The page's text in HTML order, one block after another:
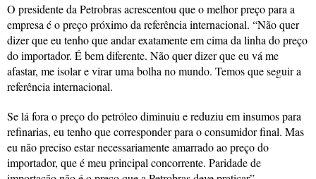
O presidente da Petrobras acrescentou que o melhor preço para a
empresa é o preço próximo da referência internacional. “Não quer
dizer que eu tenho que andar exatamente em cima da linha do preço
do importador. É bem diferente. Não quer dizer que eu vá me
afastar, me isolar e virar uma bolha no mundo. Temos que seguir a
referência internacional.
Se lá fora o preço do petróleo diminuiu e reduziu em insumos para
refinarias, eu tenho que corresponder para o consumidor final. Mas
eu não preciso estar necessariamente amarrado ao preço do
importador, que é meu principal concorrente. Paridade de